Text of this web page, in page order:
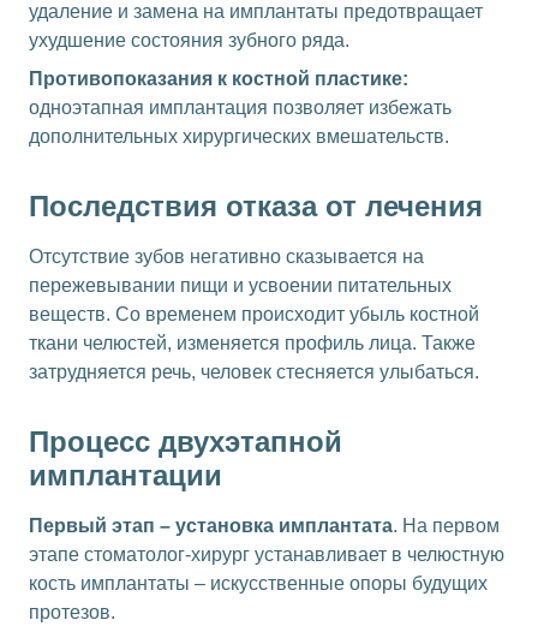
удаление и замена на имплантаты предотвращает
ухудшение состояния зубного ряда.
Противопоказания к костной пластике:
одноэтапная имплантация позволяет избежать
дополнительных хирургических вмешательств.
Последствия отказа от лечения
Отсутствие зубов негативно сказывается на
пережевывании пищи и усвоении питательных
веществ. Со временем происходит убыль костной
ткани челюстей, изменяется профиль лица. Также
затрудняется речь, человек стесняется улыбаться.
Процесс двухэтапной
имплантации
Первый этап – установка имплантата. На первом
этапе стоматолог-хирург устанавливает в челюстную
кость имплантаты – искусственные опоры будущих
протезов.